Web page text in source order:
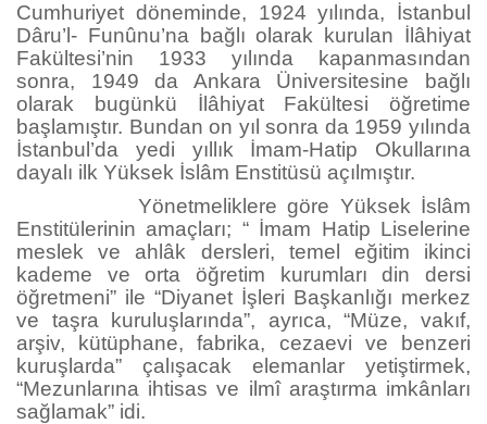
Cumhuriyet döneminde, 1924 yılında, İstanbul
Dâru’l- Funûnu’na bağlı olarak kurulan İlâhiyat
Fakültesi’nin 1933 yılında kapanmasından
sonra, 1949 da Ankara Üniversitesine bağlı
olarak bugünkü İlâhiyat Fakültesi öğretime
başlamıştır. Bundan on yıl sonra da 1959 yılında
İstanbul’da yedi yıllık İmam-Hatip Okullarına
dayalı ilk Yüksek İslâm Enstitüsü açılmıştır.
Yönetmeliklere göre Yüksek İslâm
Enstitülerinin amaçları; “ İmam Hatip Liselerine
meslek ve ahlâk dersleri, temel eğitim ikinci
kademe ve orta öğretim kurumları din dersi
öğretmeni” ile “Diyanet İşleri Başkanlığı merkez
ve taşra kuruluşlarında”, ayrıca, “Müze, vakıf,
arşiv, kütüphane, fabrika, cezaevi ve benzeri
kuruşlarda” çalışacak elemanlar yetiştirmek,
“Mezunlarına ihtisas ve ilmî araştırma imkânları
sağlamak” idi.